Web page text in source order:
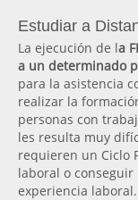
Estudiar a
La ejecución de la
a un determinado
para la asistencia
realizar la
personas con
les resulta muy
requieren un Ciclo
laboral o
experiencia laboral.